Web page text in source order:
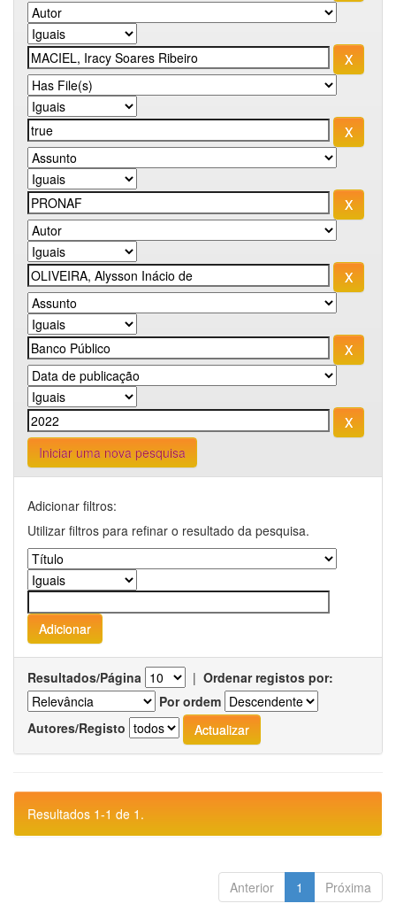
Iniciar uma nova pesquisa
Adicionar filtros:
Utilizar filtros para refinar o resultado da pesquisa.
Resultados/Página | Ordenar registos por:
Por ordem
Autores/Registo
Resultados 1-1 de 1.
Anterior 1 Próxima